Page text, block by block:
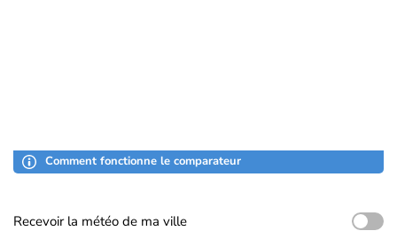
Comment fonctionne le comparateur
Recevoir la météo de ma ville